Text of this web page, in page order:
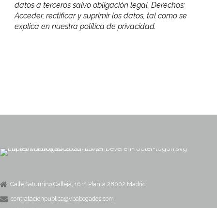
datos a terceros salvo obligación legal. Derechos:
Acceder, rectificar y suprimir los datos, tal como se
explica en nuestra política de privacidad.
Calle Saturnino Calleja, 16 1ª Planta 28002 Madrid
contratacionpublica@vbabogados.com